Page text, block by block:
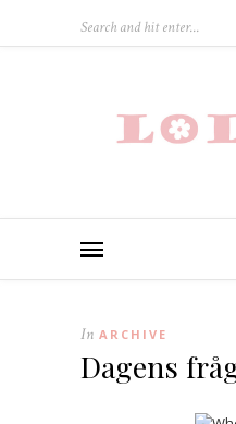
In ARCHIVE
Dagens